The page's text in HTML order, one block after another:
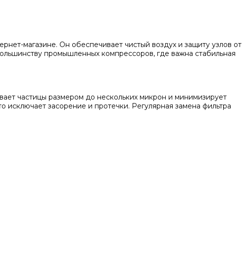
магазине. Он обеспечивает чистый воздух и защиту узлов от
промышленных компрессоров, где важна стабильная
частицы размером до нескольких микрон и минимизирует
исключает засорение и протечки. Регулярная замена фильтра